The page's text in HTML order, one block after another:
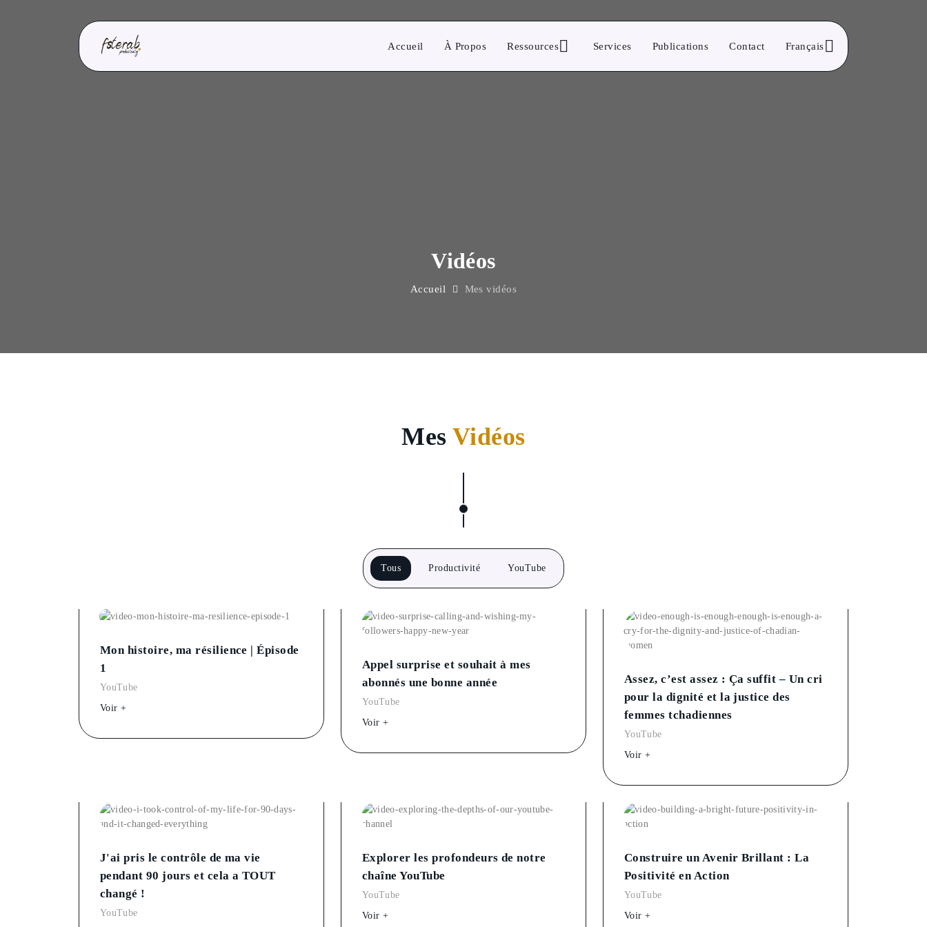
Accueil À Propos Ressources Services Publications Contact Français
Vidéos
Accueil Mes vidéos
MesVidéos
Tous Productivité YouTube
Mon histoire, ma résilience | Épisode
1
YouTube
Voir +
Appel surprise et souhait à mes
abonnés une bonne année
YouTube
Voir +
Assez, c’est assez : Ça suffit – Un cri
pour la dignité et la justice des
femmes tchadiennes
YouTube
Voir +
J'ai pris le contrôle de ma vie
pendant 90 jours et cela a TOUT
changé !
YouTube
Explorer les profondeurs de notre
chaîne YouTube
YouTube
Voir +
Construire un Avenir Brillant : La
Positivité en Action
YouTube
Voir +